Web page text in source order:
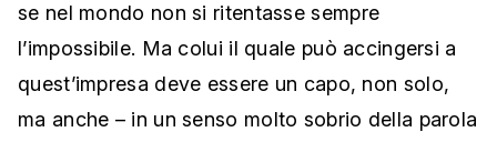
se nel mondo non si ritentasse sempre
l’impossibile. Ma colui il quale può accingersi a
quest’impresa deve essere un capo, non solo,
ma anche – in un senso molto sobrio della parola